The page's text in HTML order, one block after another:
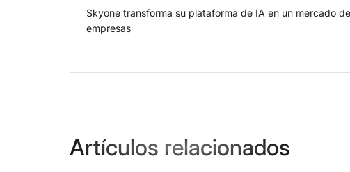
Skyone transforma su plataforma de IA en un mercado
empresas
Artículos relacionados